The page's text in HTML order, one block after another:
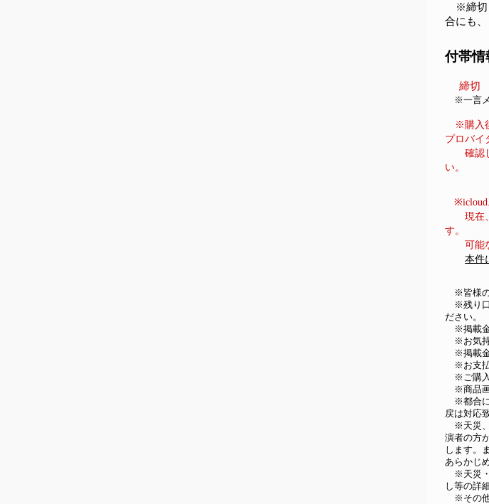
※締切
合にも
付帯情
締切
※一言メ
※購入
プロバイ
確認し
い。
現在、
す。
可能な
本件
※皆様の
※残り口
ださい。
※掲載金
※お気持
※掲載金
※お支払
※ご購入
※商品画
※都合に
戻は対応
※天災、
演者の方
します。
あらかじ
※天災・
し等の詳
※その他